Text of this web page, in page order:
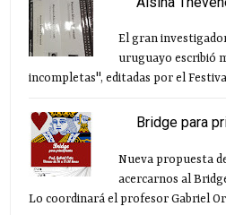
El gran
uruguayo escribió
incompletas", editadas por el
Bridge para
Nueva propuesta
acercarnos al
Lo coordinará el profesor Gabriel